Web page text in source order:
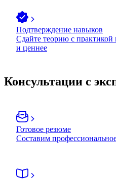
Подтверждение навыков
Сдайте теорию с практикой
и ценнее
Консультации с
Готовое резюме
Составим